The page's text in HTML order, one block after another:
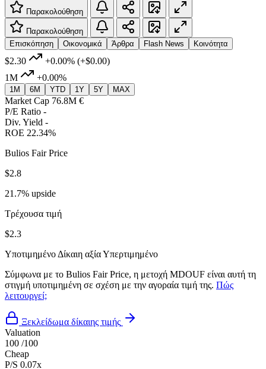
Παρακολούθηση
Παρακολούθηση
Επισκόπηση
Οικονομικά Άρθρα Flash News Κοινότητα
$2.30 +0.00% (+$0.00)
1M
+0.00%
1M 6M YTD 1Y 5Y MAX
Market Cap 76.8M €
P/E Ratio -
Div. Yield -
ROE 22.34%
Bulios Fair Price
$2.8
21.7% upside
Τρέχουσα τιμή
$2.3
Υποτιμημένο Δίκαιη αξίαΥπερτιμημένο
Σύμφωνα με το Bulios Fair Price, η μετοχή MDOUF είναι αυτή τη
στιγμή υποτιμημένη σε σχέση με την αγοραία τιμή της. Πώς
λειτουργεί;
Ξεκλείδωμα δίκαιης τιμής
Valuation
100 /100
Cheap
P/S 0.07x